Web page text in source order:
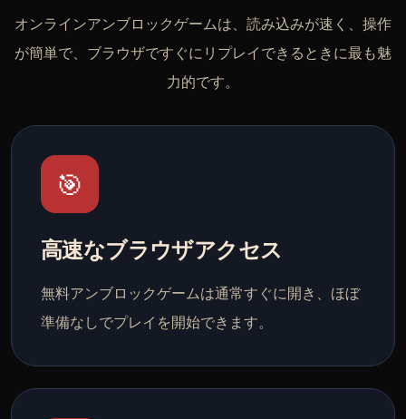
オンラインアンブロックゲームは、読み込みが速く、操作
が簡単で、ブラウザですぐにリプレイできるときに最も魅
力的です。
🎯
高速なブラウザアクセス
無料アンブロックゲームは通常すぐに開き、ほぼ
準備なしでプレイを開始できます。